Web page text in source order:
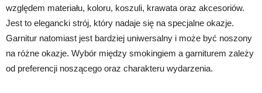
względem materiału, koloru, koszuli, krawata oraz akcesoriów.
Jest to elegancki strój, który nadaje się na specjalne okazje.
Garnitur natomiast jest bardziej uniwersalny i może być noszony
na różne okazje. Wybór między smokingiem a garniturem zależy
od preferencji noszącego oraz charakteru wydarzenia.